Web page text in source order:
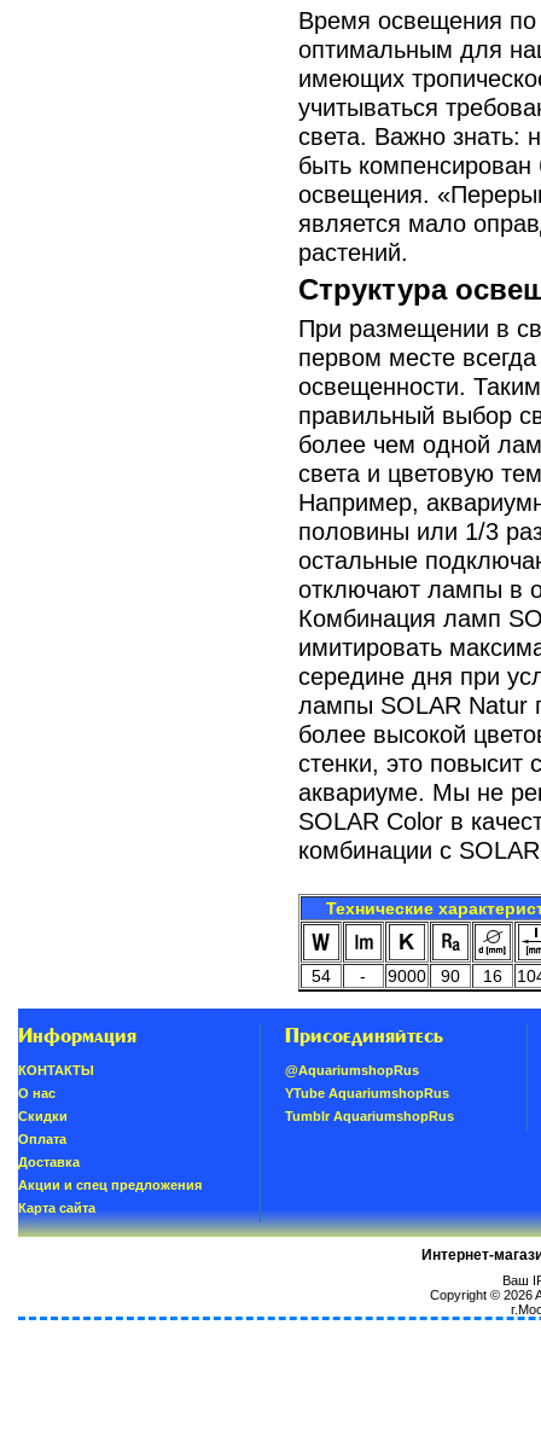
Время освещения по
оптимальным для
имеющих
учитываться
света. Важно знать:
быть
освещения.
является мало
растений.
Структура
При размещении в
первом месте
освещенности.
правильный выбор
более чем одной
света и цветовую
Например,
половины или 1/3
остальные
отключают лампы в
Комбинация ламп
имитировать
середине дня при
лампы SOLAR Natur
более высокой
стенки, это повысит
аквариуме. Мы не
SOLAR Color в
комбинации с
Технические
54 - 9000 90 16
Информация
КОНТАКТЫ
О нас
Скидки
Oплатa
Доставка
Акции и спец предложения
Карта сайта
Присоединяйтесь
@AquariumshopRus
YTube AquariumshopRus
Tumblr AquariumshopRus
Интернет-
Ваш
Copyright © 2026